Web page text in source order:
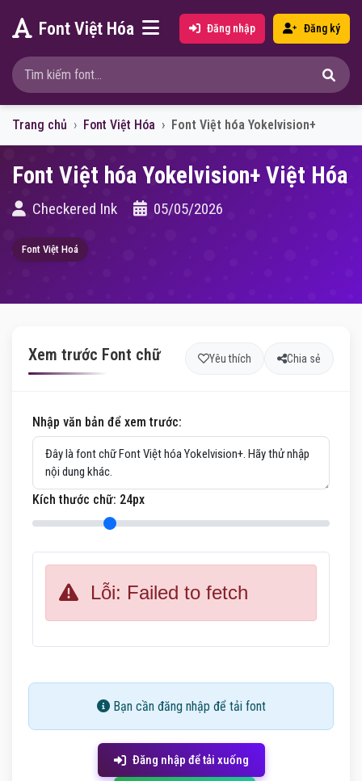
Font Việt Hóa Đăng nhập Đăng ký
Trang chủ Font Việt Hóa Font Việt hóa Yokelvision+
Font Việt hóa Yokelvision+ Việt Hóa
Checkered Ink 05/05/2026
Font Việt Hoá
Xem trước Font chữ Yêu thích Chia sẻ
Nhập văn bản để xem trước:
Kích thước chữ: 24px
Lỗi: Failed to fetch
Bạn cần đăng nhập để tải font
Đăng nhập để tải xuống